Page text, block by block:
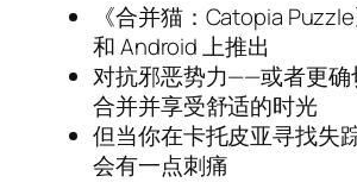
《合并猫：Catopia
和 Android 上推出
对抗邪恶势力——或者更确
合并并享受舒适的时光
但当你在卡托皮亚寻找失
会有一点刺痛